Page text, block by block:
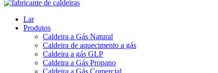
Lar
Produtos
Caldeira a Gás Natural
Caldeira de aquecimento a gás
Caldeira a gás GLP
Caldeira a Gás Propano
Caldeira a Gás Comercial